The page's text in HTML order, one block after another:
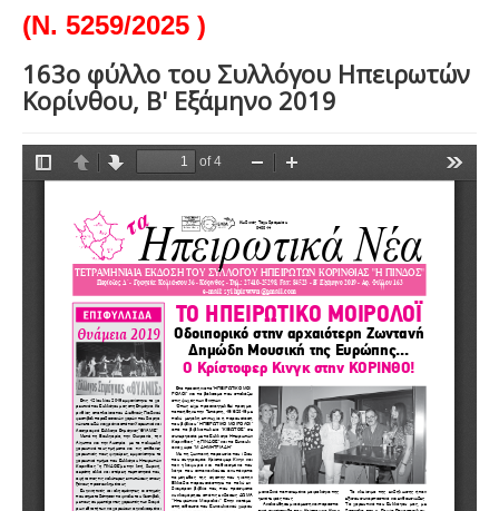
(Ν. 5259/2025 )
163ο φύλλο του Συλλόγου Ηπειρωτών
Κορίνθου, Β' Εξάμηνο 2019